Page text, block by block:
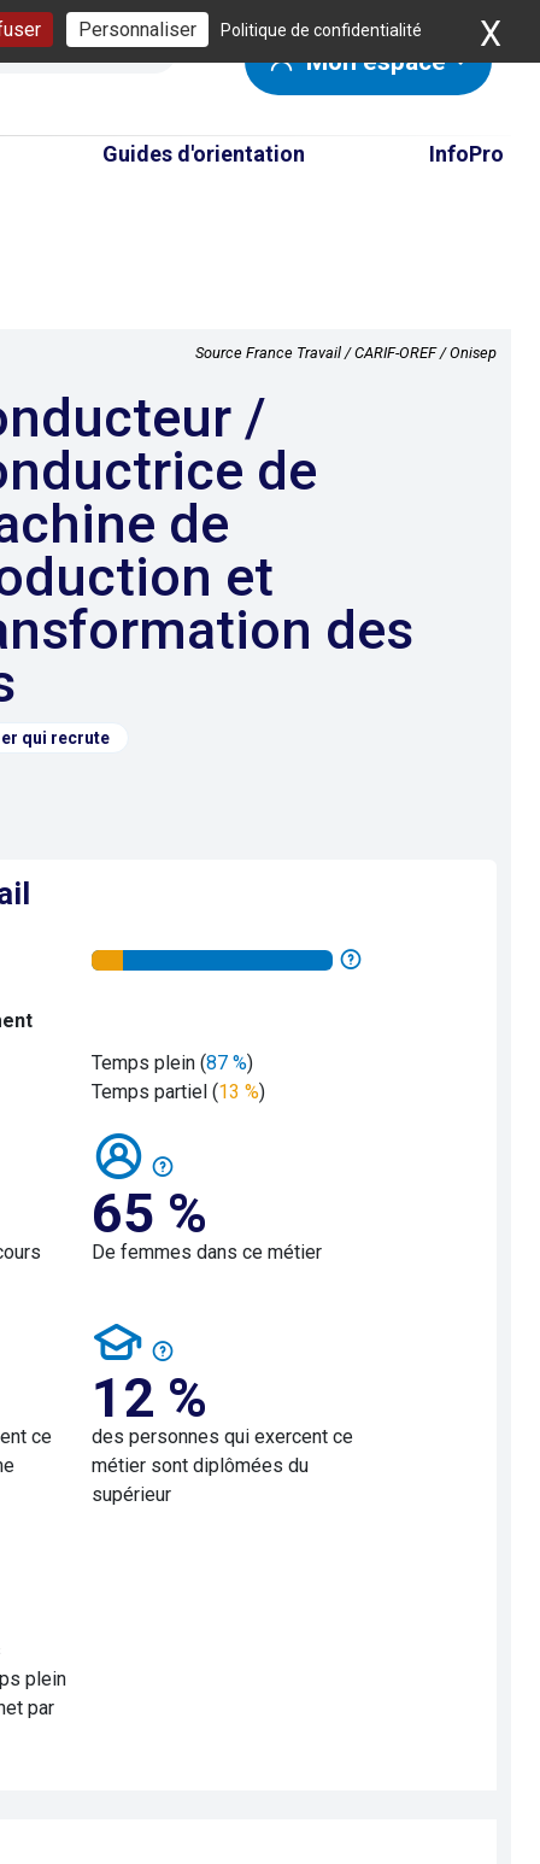
Personnaliser Politique de confidentialité X
Mon espace
Guides d'orientation InfoPro
Source France Travail / CARIF-OREF / Onisep
de
de
et
des
qui recrute
Temps plein (87 %)
Temps partiel (13 %)
65 %
De femmes dans ce métier
ce
12 %
des personnes qui exercent ce
métier sont diplômées du
supérieur
plein
par